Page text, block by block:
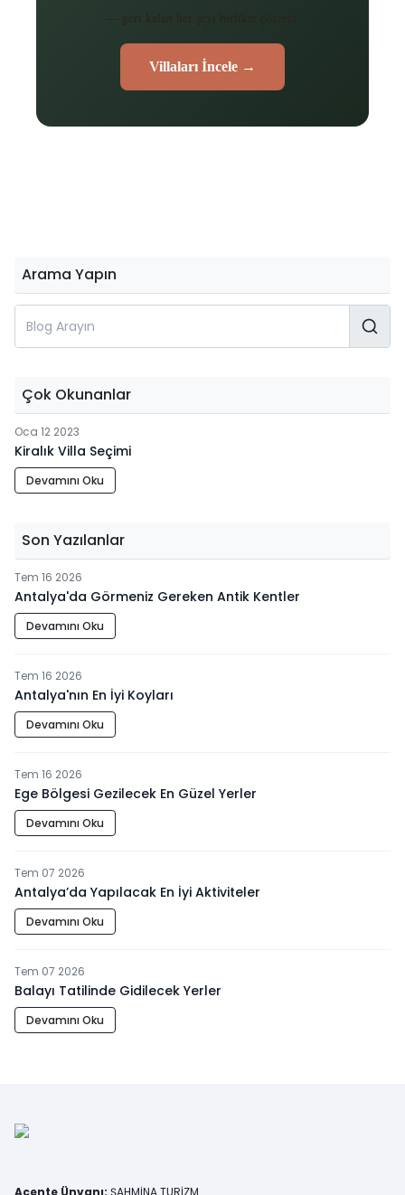
Villaları İncele →
Arama Yapın
Çok Okunanlar
Oca 12 2023
Kiralık Villa Seçimi
Devamını Oku
Son Yazılanlar
Tem 16 2026
Antalya'da Görmeniz Gereken Antik Kentler
Devamını Oku
Tem 16 2026
Antalya'nın En İyi Koyları
Devamını Oku
Tem 16 2026
Ege Bölgesi Gezilecek En Güzel Yerler
Devamını Oku
Tem 07 2026
Antalya’da Yapılacak En İyi Aktiviteler
Devamını Oku
Tem 07 2026
Balayı Tatilinde Gidilecek Yerler
Devamını Oku